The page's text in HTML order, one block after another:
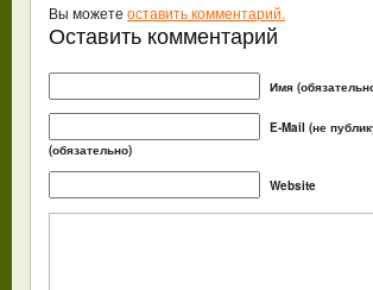
Вы можете оставить комментарий.
Оставить комментарий
Имя
E-Mail (не
(обязательно)
Website